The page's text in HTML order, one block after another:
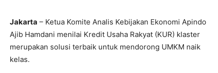
Jakarta – Ketua Komite Analis Kebijakan Ekonomi Apindo
Ajib Hamdani menilai Kredit Usaha Rakyat (KUR) klaster
merupakan solusi terbaik untuk mendorong UMKM naik
kelas.